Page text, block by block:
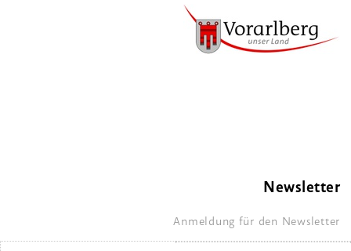
Newsletter
Anmeldung für den Newsletter